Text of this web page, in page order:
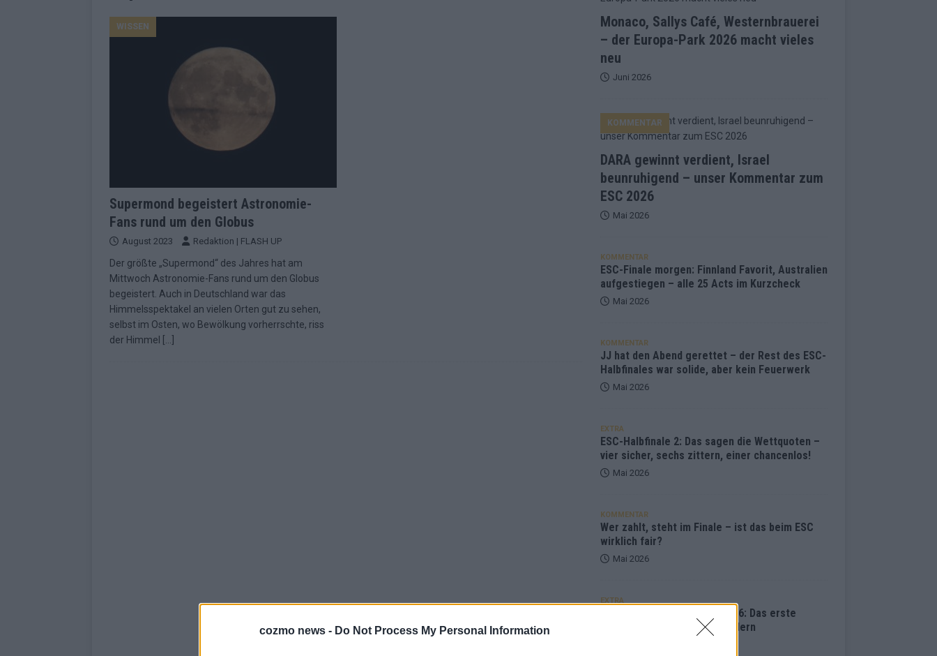
cozmo news - Do Not Process My Personal Information
KOMMENTAR
[ Mai 2026 ] „Douze Points“ – wie eine Zahl zur Ikone wurde: 70 Jahre ESC-Wertungsgeschichte!
[ Mai 2026 ] Das ESC-Finale ist komplett – 26 Länder wollen den Sieg in Wien
[ Mai 2026 ] JJ hat den Abend gerettet – der Rest des ESC-Halbfinales war solide, aber kein Feuerwerk
[ Mai 2026 ] ESC-Halbfinale 2: Das sagen die Wettquoten – vier sicher, sechs zittern, einer chancenlos!
EXTRA
[ Juni 2026 ] Monaco, Sallys Café, Westernbrauerei – der Europa-Park 2026 macht vieles neu
[ Mai 2026 ] DARA gewinnt verdient, Israel beunruhigend – unser Kommentar zum ESC 2026
KOMMENTAR
WISSEN
Supermond begeistert Astronomie-
Fans rund um den Globus
August 2023 Redaktion | FLASH UP
Der größte „Supermond“ des Jahres hat am
Mittwoch Astronomie-Fans rund um den Globus
begeistert. Auch in Deutschland war das
Himmelsspektakel an vielen Orten gut zu sehen,
selbst im Osten, wo Bewölkung vorherrschte, riss
der Himmel
Monaco, Sallys Café, Westernbrauerei
– der Europa-Park 2026 macht vieles
neu
Juni 2026
DARA gewinnt verdient, Israel
beunruhigend – unser Kommentar zum
ESC 2026
KOMMENTAR
Mai 2026
KOMMENTAR
ESC-Finale morgen: Finnland Favorit, Australien
aufgestiegen – alle 25 Acts im Kurzcheck
Mai 2026
KOMMENTAR
JJ hat den Abend gerettet – der Rest des ESC-
Halbfinales war solide, aber kein Feuerwerk
Mai 2026
EXTRA
ESC-Halbfinale 2: Das sagen die Wettquoten –
vier sicher, sechs zittern, einer chancenlos!
Mai 2026
KOMMENTAR
Wer zahlt, steht im Finale – ist das beim ESC
wirklich fair?
Mai 2026
EXTRA
Eurovision Song Contest 2026: Das erste
Halbfinale – der Abend in Bildern